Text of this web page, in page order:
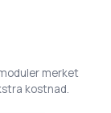
merket
kostnad.